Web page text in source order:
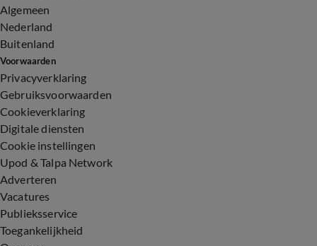
Algemeen
Nederland
Buitenland
Voorwaarden
Privacyverklaring
Gebruiksvoorwaarden
Cookieverklaring
Digitale diensten
Cookie instellingen
Upod & Talpa Network
Adverteren
Vacatures
Publieksservice
Toegankelijkheid